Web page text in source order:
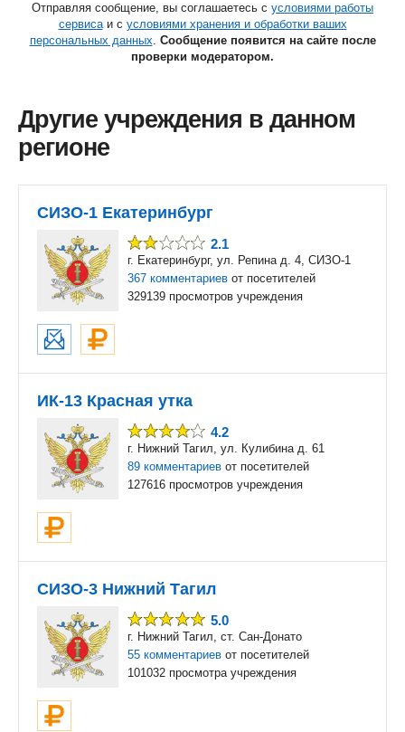
Отправляя сообщение, вы соглашаетесь с условиями работы
сервисаи с условиями хранения и обработки ваших
персональных данных. Сообщение появится на сайте после
проверки модератором.
Другие учреждения в данном
регионе
СИЗО-1 Екатеринбург
2.1
г. Екатеринбург, ул. Репина д. 4, СИЗО-1
367 комментариев от посетителей
329139 просмотров учреждения
ИК-13 Красная утка
4.2
г. Нижний Тагил, ул. Кулибина д. 61
89 комментариев от посетителей
127616 просмотров учреждения
СИЗО-3 Нижний Тагил
5.0
г. Нижний Тагил, ст. Сан-Донато
55 комментариев от посетителей
101032 просмотра учреждения